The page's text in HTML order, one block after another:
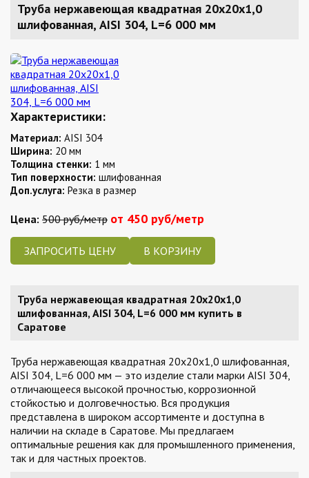
Труба нержавеющая квадратная 20х20х1,0
шлифованная, AISI 304, L=6 000 мм
Характеристики:
Материал: AISI 304
Ширина: 20 мм
Толщина стенки: 1 мм
Тип поверхности: шлифованная
Доп.услуга: Резка в размер
Цена: 500 руб/метр от 450 руб/метр
ЗАПРОСИТЬ ЦЕНУ
Труба нержавеющая квадратная 20х20х1,0
шлифованная, AISI 304, L=6 000 мм купить в
Саратове
Труба нержавеющая квадратная 20х20х1,0 шлифованная,
AISI 304, L=6 000 мм — это изделие стали марки AISI 304,
отличающееся высокой прочностью, коррозионной
стойкостью и долговечностью. Вся продукция
представлена в широком ассортименте и доступна в
наличии на складе в Саратове. Мы предлагаем
оптимальные решения как для промышленного применения,
так и для частных проектов.